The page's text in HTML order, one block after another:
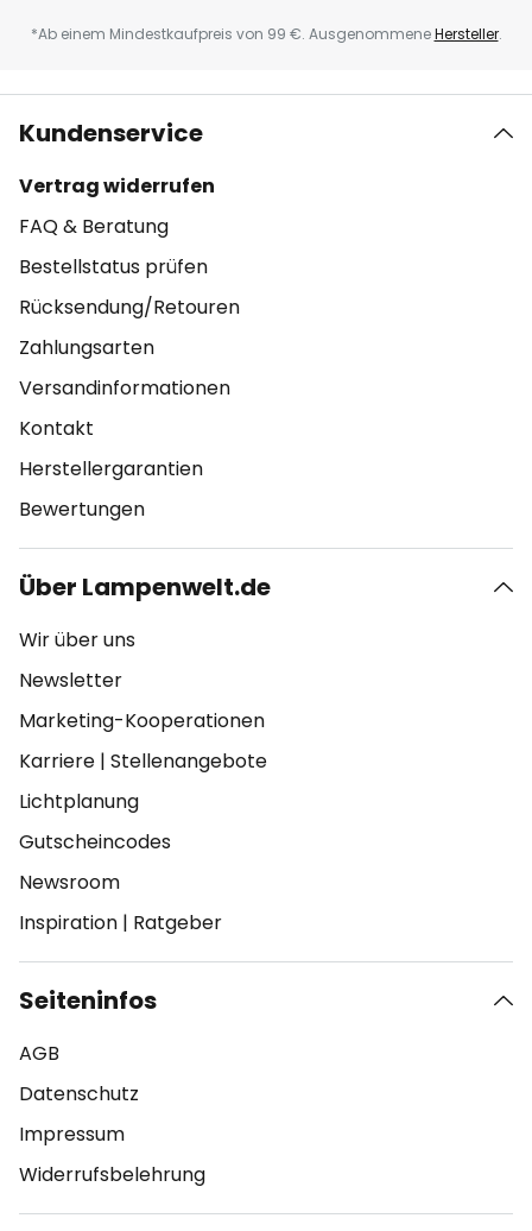
*Ab einem Mindestkaufpreis von 99 €. AusgenommeneHersteller.
Kundenservice
Vertrag widerrufen
FAQ & Beratung
Bestellstatus prüfen
Rücksendung/Retouren
Zahlungsarten
Versandinformationen
Kontakt
Herstellergarantien
Bewertungen
Über Lampenwelt.de
Wir über uns
Newsletter
Marketing-Kooperationen
Karriere | Stellenangebote
Lichtplanung
Gutscheincodes
Newsroom
Inspiration | Ratgeber
Seiteninfos
AGB
Datenschutz
Impressum
Widerrufsbelehrung